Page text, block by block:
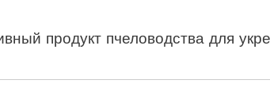
продукт пчеловодства для